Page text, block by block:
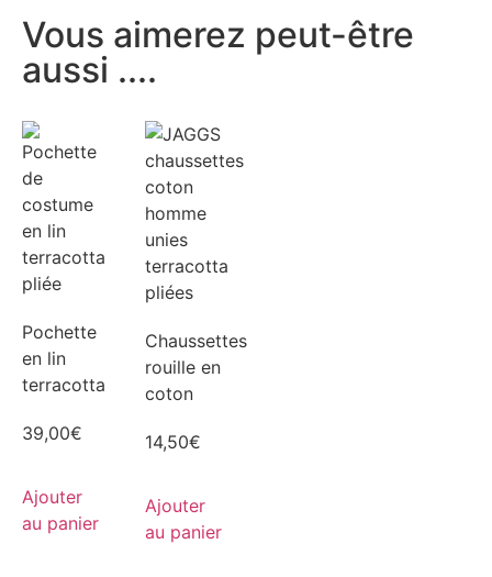
Vous aimerez peut-être
aussi ....
Pochette
en lin
terracotta
39,00€
Ajouter
au panier
Chaussettes
rouille en
coton
14,50€
Ajouter
au panier